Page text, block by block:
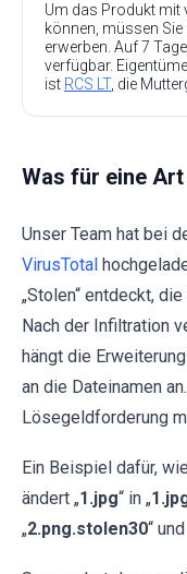
Um das Produkt mit
können, müssen Sie
erwerben. Auf 7
verfügbar.
ist RCS LT, die
Was für eine
Unser Team hat bei
VirusTotal
„Stolen“ entdeckt,
Nach der Infiltration
hängt die Erweiterung
an die Dateinamen
Lösegeldforderung
Ein Beispiel dafür,
ändert „1.jpg“ in „
„2.png.stolen30“